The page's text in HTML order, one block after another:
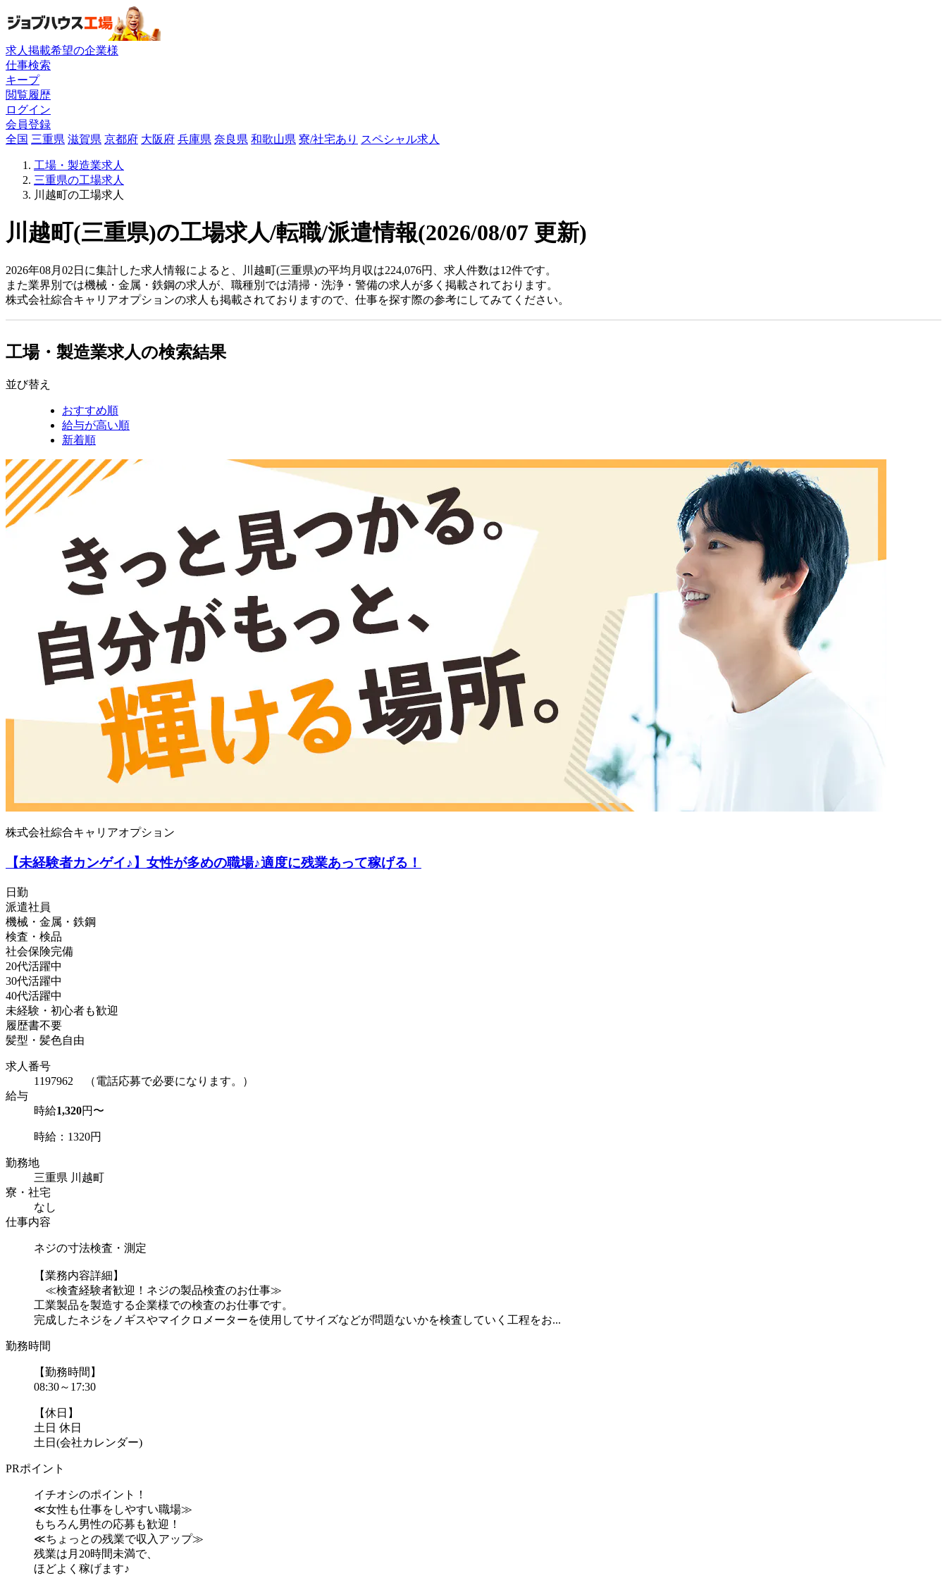
求人掲載希望の企業様
仕事検索
キープ
閲覧履歴
ログイン
会員登録
全国 三重県 滋賀県 京都府 大阪府 兵庫県 奈良県 和歌山県 寮/社宅あり スペシャル求人
工場・製造業求人
三重県の工場求人
川越町の工場求人
川越町(三重県)の工場求人/転職/派遣情報(2026/08/07 更新)
2026年08月02日に集計した求人情報によると、川越町(三重県)の平均月収は224,076円、求人件数は12件です。
また業界別では機械・金属・鉄鋼の求人が、職種別では清掃・洗浄・警備の求人が多く掲載されております。
株式会社綜合キャリアオプションの求人も掲載されておりますので、仕事を探す際の参考にしてみてください。
工場・製造業求人の検索結果
並び替え
おすすめ順
給与が高い順
新着順
株式会社綜合キャリアオプション
【未経験者カンゲイ♪】女性が多めの職場♪適度に残業あって稼げる！
日勤
派遣社員
機械・金属・鉄鋼
検査・検品
社会保険完備
20代活躍中
30代活躍中
40代活躍中
未経験・初心者も歓迎
履歴書不要
髪型・髪色自由
求人番号
1197962 （電話応募で必要になります。）
給与
時給1,320円〜
時給：1320円
勤務地
三重県 川越町
寮・社宅
なし
仕事内容
ネジの寸法検査・測定
【業務内容詳細】
≪検査経験者歓迎！ネジの製品検査のお仕事≫
工業製品を製造する企業様での検査のお仕事です。
完成したネジをノギスやマイクロメーターを使用してサイズなどが問題ないかを検査していく工程をお...
勤務時間
【勤務時間】
08:30～17:30
【休日】
土日 休日
土日(会社カレンダー)
PRポイント
イチオシのポイント！
≪女性も仕事をしやすい職場≫
もちろん男性の応募も歓迎！
≪ちょっとの残業で収入アップ≫
残業は月20時間未満で、
ほどよく稼げます♪